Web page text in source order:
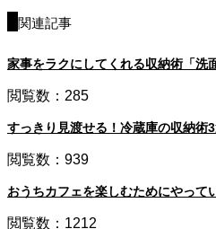
関連記事
家事をラクにしてくれる収納術「洗
閲覧数：285
すっきり見渡せる！冷蔵庫の収納術
閲覧数：939
おうちカフェを楽しむためにやって
閲覧数：1212